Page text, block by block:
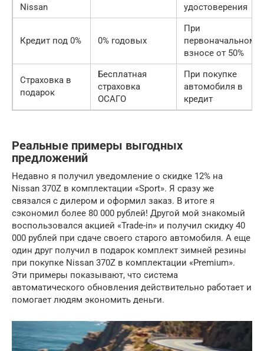
Nissan
удостоверения
Кредит под 0% 0% годовых
При
первоначальном
взносе от 50%
Страховка в
подарок
Бесплатная
страховка
ОСАГО
При покупке
автомобиля в
кредит
Реальные примеры выгодных
предложений
Недавно я получил уведомление о скидке 12% на
Nissan 370Z в комплектации «Sport». Я сразу же
связался с дилером и оформил заказ. В итоге я
сэкономил более 80 000 рублей! Другой мой знакомый
воспользовался акцией «Trade-in» и получил скидку 40
000 рублей при сдаче своего старого автомобиля. А еще
один друг получил в подарок комплект зимней резины
при покупке Nissan 370Z в комплектации «Premium».
Эти примеры показывают, что система
автоматического обновления действительно работает и
помогает людям экономить деньги.